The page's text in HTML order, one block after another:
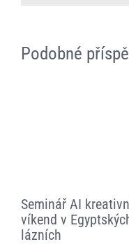
Podobné
Seminář AI
víkend v
lázních